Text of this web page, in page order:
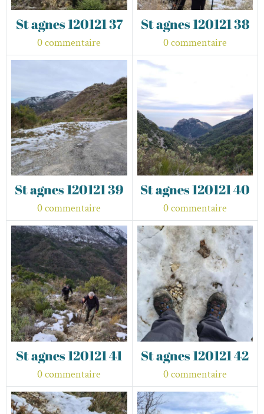
St agnes 120121 37
0 commentaire
St agnes 120121 38
0 commentaire
St agnes 120121 39
0 commentaire
St agnes 120121 40
0 commentaire
St agnes 120121 41
0 commentaire
St agnes 120121 42
0 commentaire